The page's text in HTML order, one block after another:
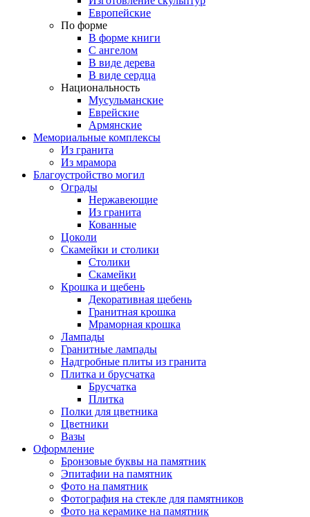
Европейские
По форме
В форме книги
С ангелом
В виде дерева
В виде сердца
Национальность
Мусульманские
Еврейские
Армянские
Мемориальные комплексы
Из гранита
Из мрамора
Благоустройство могил
Ограды
Нержавеющие
Из гранита
Кованные
Цоколи
Скамейки и столики
Столики
Скамейки
Крошка и щебень
Декоративная щебень
Гранитная крошка
Мраморная крошка
Лампады
Гранитные лампады
Надгробные плиты из гранита
Плитка и брусчатка
Брусчатка
Плитка
Полки для цветника
Цветники
Вазы
Оформление
Бронзовые буквы на памятник
Эпитафии на памятник
Фото на памятник
Фотография на стекле для памятников
Фото на керамике на памятник